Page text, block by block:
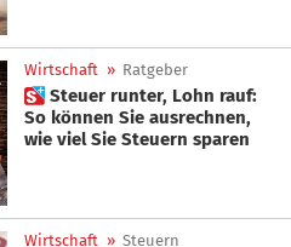
Wirtschaft » Ratgeber
 Steuer runter, Lohn rauf:
So können Sie ausrechnen,
wie viel Sie Steuern sparen
Wirtschaft » Steuern